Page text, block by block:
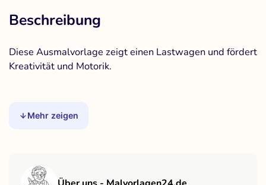
Beschreibung
Diese Ausmalvorlage zeigt einen Lastwagen und fördert
Kreativität und Motorik.
Mehr zeigen